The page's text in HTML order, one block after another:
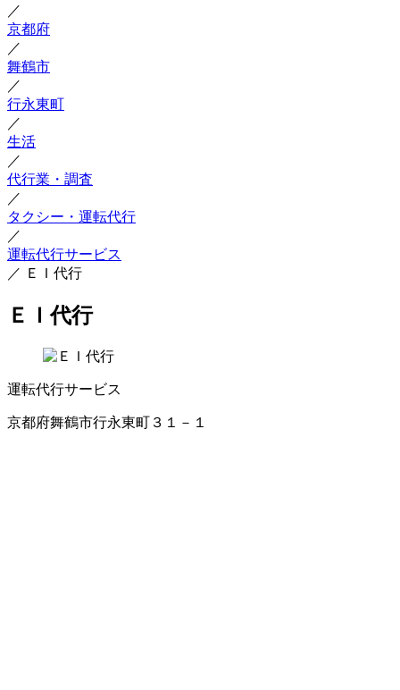
／
京都府
／
舞鶴市
／
行永東町
／
生活
／
代行業・調査
／
タクシー・運転代行
／
運転代行サービス
／ ＥＩ代行
ＥＩ代行
運転代行サービス
京都府舞鶴市行永東町３１－１